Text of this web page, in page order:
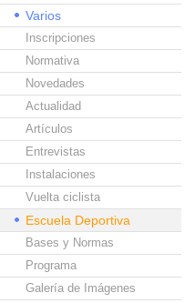
Varios
Inscripciones
Normativa
Novedades
Actualidad
Artículos
Entrevistas
Instalaciones
Vuelta ciclista
Escuela Deportiva
Bases y Normas
Programa
Galería de Imágenes